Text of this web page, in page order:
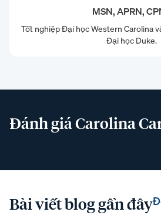
MSN, APRN,
Tốt nghiệp Đại học Western Carolina
Đại học Duke.
Đánh giá Carolina
Bài viết blog gần đây